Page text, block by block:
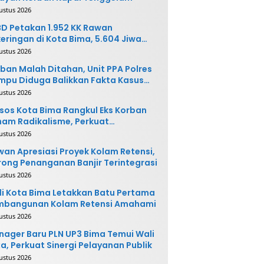
2026
Petakan 1.952 KK Rawan
di Kota Bima, 5.604 Jiwa
Terdampak
2026
Malah Ditahan, Unit PPA Polres
Diduga Balikkan Fakta Kasus
2026
Kota Bima Rangkul Eks Korban
Radikalisme, Perkuat
Sosial
2026
Apresiasi Proyek Kolam Retensi,
Penanganan Banjir Terintegrasi
2026
Kota Bima Letakkan Batu Pertama
Kolam Retensi Amahami
2026
Baru PLN UP3 Bima Temui Wali
Perkuat Sinergi Pelayanan Publik
2026